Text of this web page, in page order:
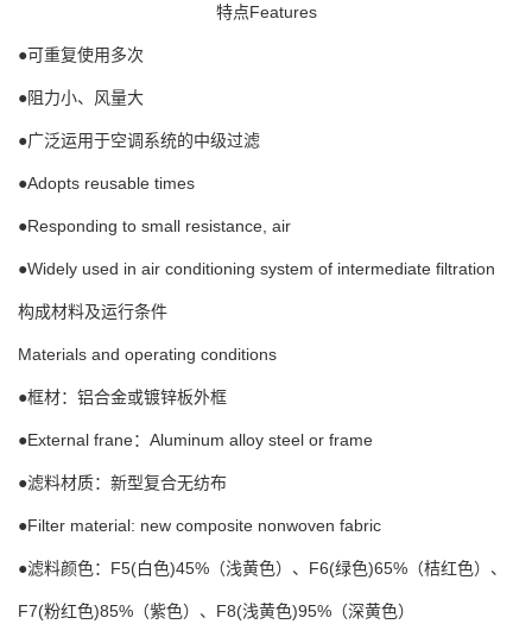
特点Features
●可重复使用多次
●阻力小、风量大
●广泛运用于空调系统的中级过滤
●Adopts reusable times
●Responding to small resistance, air
●Widely used in air conditioning system of intermediate filtration
构成材料及运行条件
Materials and operating conditions
●框材：铝合金或镀锌板外框
●External frane：Aluminum alloy steel or frame
●滤料材质：新型复合无纺布
●Filter material: new composite nonwoven fabric
●滤料颜色：F5(白色)45%（浅黄色）、F6(绿色)65%（桔红色）、
F7(粉红色)85%（紫色）、F8(浅黄色)95%（深黄色）